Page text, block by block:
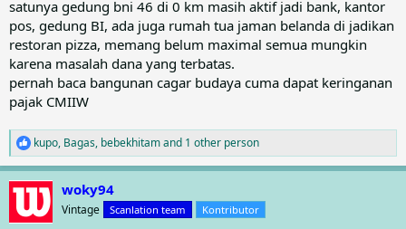
satunya gedung bni 46 di 0 km masih aktif jadi bank, kantor
pos, gedung BI, ada juga rumah tua jaman belanda di jadikan
restoran pizza, memang belum maximal semua mungkin
karena masalah dana yang terbatas.
pernah baca bangunan cagar budaya cuma dapat keringanan
pajak CMIIW
R
e
a
c
t
i
kupo, Bagas, bebekhitamand 1 other person
woky94
Vintage Scanlation team Kontributor